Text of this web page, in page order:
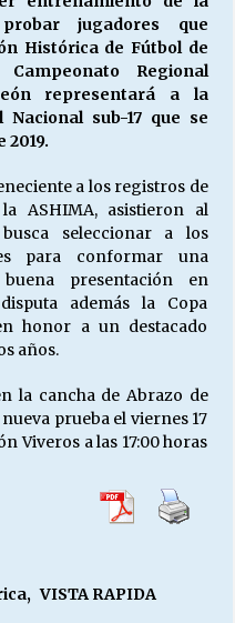
Novarum a 135 años. “La
sueldo?
jugadores que
Histórica de Fútbol de
Regional
representará a la
sub-17 que se
2019.
a los registros de
ASHIMA, asistieron al
seleccionar a los
para conformar una
presentación en
además la Copa
honor a un destacado
años.
la cancha de Abrazo de
prueba el viernes 17
Viveros a las 17:00 horas
, VISTA RAPIDA